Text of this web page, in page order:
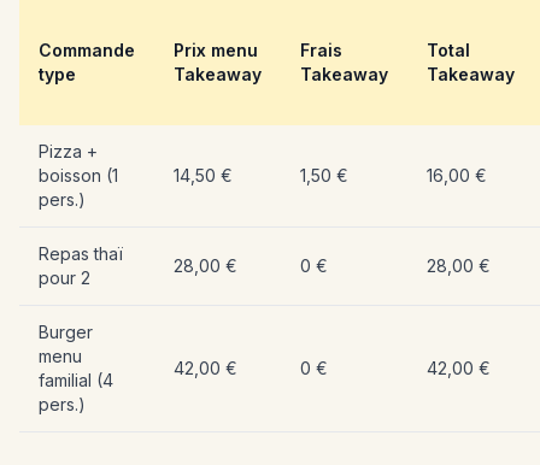
Commande
type
Prix menu
Takeaway
Frais
Takeaway
Total
Takeaway
Pizza +
boisson (1
pers.)
14,50 € 1,50 € 16,00 €
Repas thaï
pour 2
28,00 € 0 € 28,00 €
Burger
menu
familial (4
pers.)
42,00 € 0 € 42,00 €